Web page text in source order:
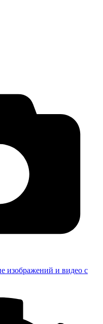
изображений и видео с